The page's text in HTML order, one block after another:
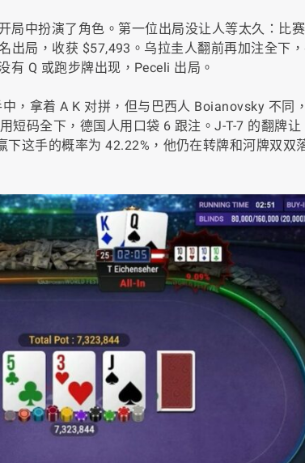
局中扮演了角色。第一位出局没让人等太久：比
出局，收获 $57,493。乌拉圭人翻前再加注全下
有 Q 或跑步牌出现，Peceli 出局。
，拿着 A K 对拼，但与巴西人 Boianovsky 不同
码全下，德国人用口袋 6 跟注。J-T-7 的翻牌让
这手的概率为 42.22%，他仍在转牌和河牌双双